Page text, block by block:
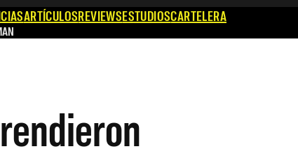
ARTÍCULOSREVIEWSESTUDIOSCARTELERA